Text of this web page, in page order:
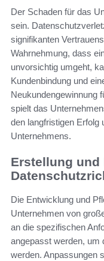
Der Schaden für das
sein.
signifikanten
Wahrnehmung, dass
unvorsichtig umgeht,
Kundenbindung und
Neukundengewinnung
spielt das
den langfristigen Erfolg
Unternehmens.
Erstellung und
Die Entwicklung und
Unternehmen von
an die spezifischen
angepasst werden, um
werden. Anpassungen